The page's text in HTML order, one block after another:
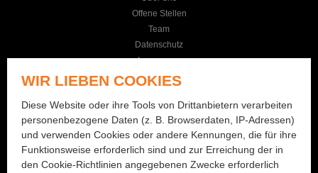
Offene Stellen
Team
Datenschutz
Impressum
AGB
KONTAKT
Seilereistrasse 19
3114 Wichtrach
+41 (0)31 781 01 77
WIR LIEBEN COOKIES
Diese Website oder ihre Tools von Drittanbietern verarbeiten
personenbezogene Daten (z. B. Browserdaten, IP-Adressen)
und verwenden Cookies oder andere Kennungen, die für ihre
Funktionsweise erforderlich sind und zur Erreichung der in
den Cookie-Richtlinien angegebenen Zwecke erforderlich